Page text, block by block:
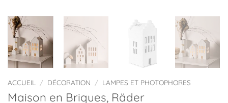
ACCUEIL / DÉCORATION / LAMPES ET PHOTOPHORES
Maison en Briques, Räder